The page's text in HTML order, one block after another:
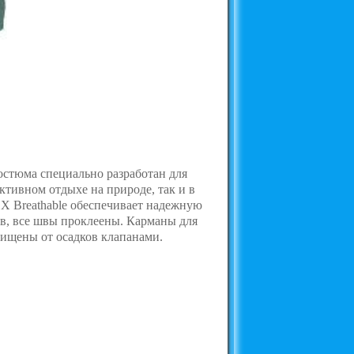
специально разработан для
отдыхе на природе, так и в
Breathable обеспечивает надежную
все швы проклеены. Карманы для
от осадков клапанами.